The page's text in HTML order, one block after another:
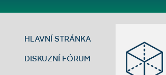
HLAVNÍ STRÁNKA
DISKUZNÍ FÓRUM